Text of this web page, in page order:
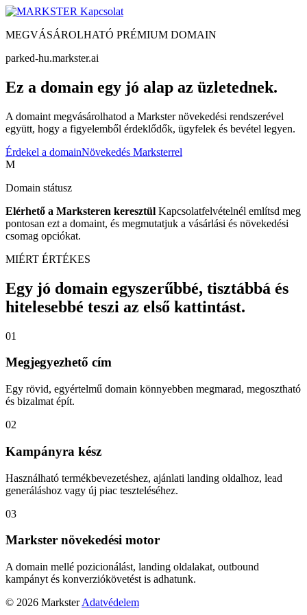
Kapcsolat
MEGVÁSÁROLHATÓ PRÉMIUM DOMAIN
parked-hu.markster.ai
Ez a domain egy jó alap az üzletednek.
A domaint megvásárolhatod a Markster növekedési rendszerével
együtt, hogy a figyelemből érdeklődők, ügyfelek és bevétel legyen.
Érdekel a domainNövekedés Marksterrel
M
Domain státusz
Elérhető a Marksteren keresztül Kapcsolatfelvételnél említsd meg
pontosan ezt a domaint, és megmutatjuk a vásárlási és növekedési
csomag opciókat.
MIÉRT ÉRTÉKES
Egy jó domain egyszerűbbé, tisztábbá és
hitelesebbé teszi az első kattintást.
01
Megjegyezhető cím
Egy rövid, egyértelmű domain könnyebben megmarad, megosztható
és bizalmat épít.
02
Kampányra kész
Használható termékbevezetéshez, ajánlati landing oldalhoz, lead
generáláshoz vagy új piac teszteléséhez.
03
Markster növekedési motor
A domain mellé pozicionálást, landing oldalakat, outbound
kampányt és konverziókövetést is adhatunk.
© 2026 Markster Adatvédelem